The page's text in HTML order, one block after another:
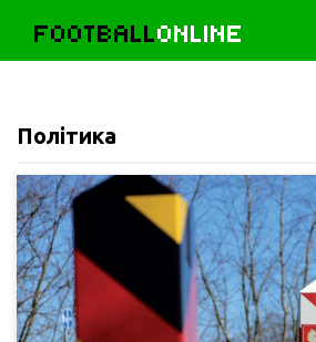
FOOTBALLONLINE
Політика